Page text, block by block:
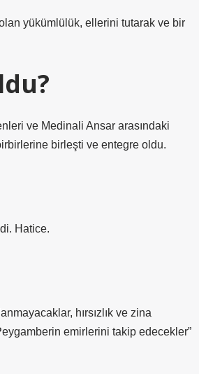
yükümlülük, ellerini tutarak ve bir
ve Medinali Ansar arasındaki
birleşti ve entegre oldu.
Hatice.
hırsızlık ve zina
emirlerini takip edecekler”